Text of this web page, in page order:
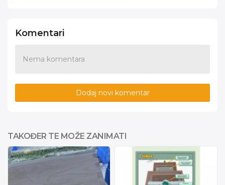
Komentari
Nema komentara
Dodaj novi komentar
TAKOĐER TE MOŽE ZANIMATI